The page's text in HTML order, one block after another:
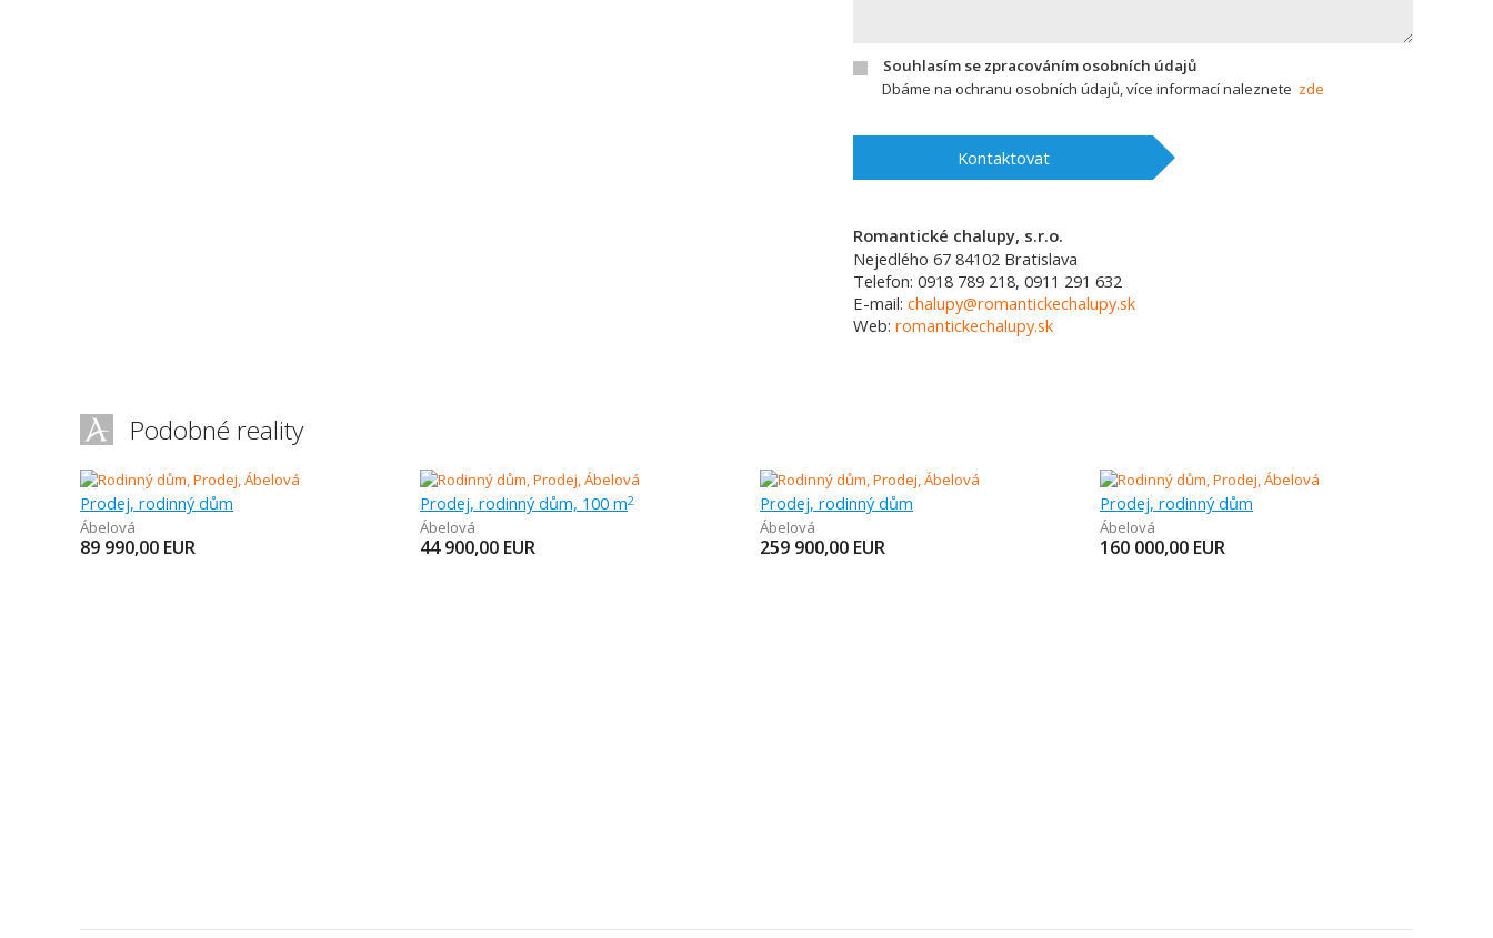
Souhlasím se zpracováním osobních údajů
Dbáme na ochranu osobních údajů, více informací naleznete zde
Kontaktovat
Romantické chalupy, s.r.o.
Nejedlého 67 84102 Bratislava
Telefon: 0918 789 218, 0911 291 632
E-mail: chalupy@romantickechalupy.sk
Web: romantickechalupy.sk
Podobné reality
Prodej, rodinný dům
Ábelová
89 990,00 EUR
Prodej, rodinný dům, 100 m2
Ábelová
44 900,00 EUR
Prodej, rodinný dům
Ábelová
259 900,00 EUR
Prodej, rodinný dům
Ábelová
160 000,00 EUR